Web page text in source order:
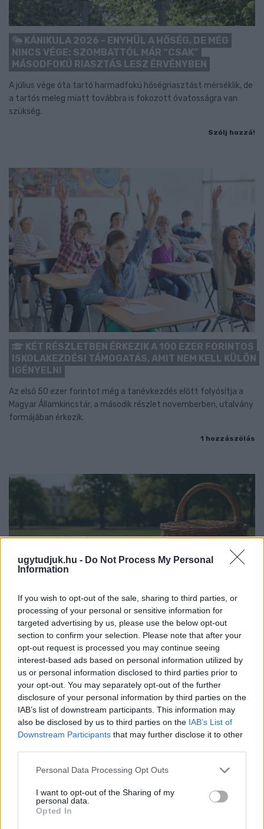
ugytudjuk.hu - Do Not Process My Personal
Information
If you wish to opt-out of the sale, sharing to third parties, or
processing of your personal or sensitive information for
targeted advertising by us, please use the below opt-out
section to confirm your selection. Please note that after your
opt-out request is processed you may continue seeing
interest-based ads based on personal information utilized by
us or personal information disclosed to third parties prior to
your opt-out. You may separately opt-out of the further
disclosure of your personal information by third parties on the
IAB’s list of downstream participants. This information may
also be disclosed by us to third parties on the IAB’s List of
Downstream Participants that may further disclose it to other
Please note that this website/app uses one or more Google
not limited to your visit or usage behaviour. You may click to
grant or deny consent to Google and its third-party tags to
use your data for below specified purposes in below Google
Personal Data Processing Opt Outs
I want to opt-out of the Sharing of my
personal data.
Opted In
KÁNIKULA 2026 - ENYHÜL A HŐSÉG, DE MÉG
NINCS VÉGE: SZOMBATTÓL MÁR “CSAK”
MÁSODFOKÚ RIASZTÁS LESZ ÉRVÉNYBEN
A július vége óta tartó harmadfokú hőségriasztást mérséklik, de
a tartós meleg miatt továbbra is fokozott óvatosságra van
szükség.
Szólj hozzá!
KÉT RÉSZLETBEN ÉRKEZIK A 100 EZER FORINTOS
ISKOLAKEZDÉSI TÁMOGATÁS, AMIT NEM KELL KÜLÖN
IGÉNYELNI
Az első 50 ezer forintot még a tanévkezdés előtt folyósítja a
Magyar Államkincstár, a második részlet novemberben, utalvány
formájában érkezik.
1 hozzászólás
PIKNIK ITALOK: ÍZEK ÉS ÉLMÉNYEK A SZABADBAN
Ahogy tavaszodik és a nap egyre tovább marad velünk, sokaknak
támad kedve kirándulni a természetbe.
Szólj hozzá!